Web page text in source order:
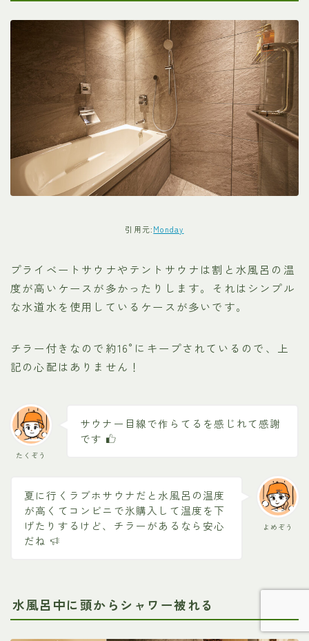
引用元:Monday
プライベートサウナやテントサウナは割と水風呂の温
度が高いケースが多かったりします。それはシンプル
な水道水を使用しているケースが多いです。
チラー付きなので約16°にキープされているので、上
記の心配はありません！
たくぞう
サウナー目線で作らてるを感じれて感謝
です
よめぞう
夏に行くラブホサウナだと水風呂の温度
が高くてコンビニで氷購入して温度を下
げたりするけど、チラーがあるなら安心
だね
水風呂中に頭からシャワー被れる